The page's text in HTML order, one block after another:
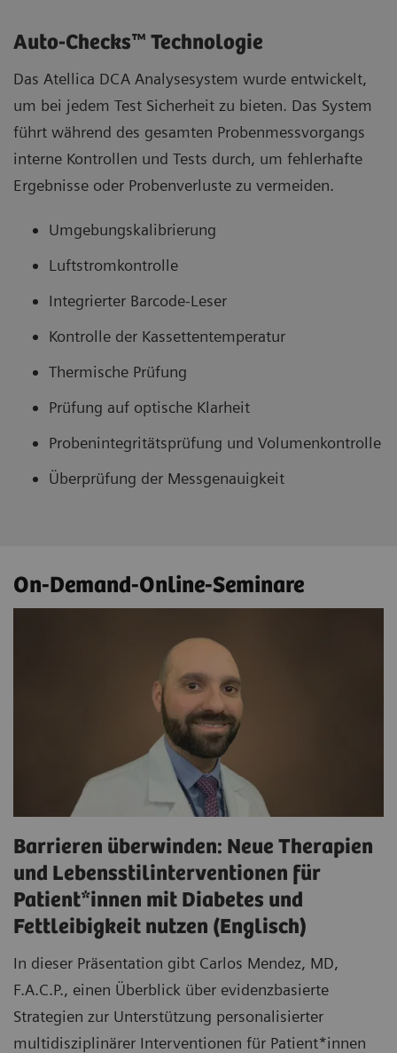
Auto-Checks™ Technologie
Das Atellica DCA Analysesystem wurde entwickelt,
um bei jedem Test Sicherheit zu bieten. Das System
führt während des gesamten Probenmessvorgangs
interne Kontrollen und Tests durch, um fehlerhafte
Ergebnisse oder Probenverluste zu vermeiden.
Umgebungskalibrierung
Luftstromkontrolle
Integrierter Barcode-Leser
Kontrolle der Kassettentemperatur
Thermische Prüfung
Prüfung auf optische Klarheit
Probenintegritätsprüfung und Volumenkontrolle
Überprüfung der Messgenauigkeit
On-Demand-Online-Seminare
Barrieren überwinden: Neue Therapien
und Lebensstilinterventionen für
Patient*innen mit Diabetes und
Fettleibigkeit nutzen (Englisch)
In dieser Präsentation gibt Carlos Mendez, MD,
F.A.C.P., einen Überblick über evidenzbasierte
Strategien zur Unterstützung personalisierter
multidisziplinärer Interventionen für Patient*innen